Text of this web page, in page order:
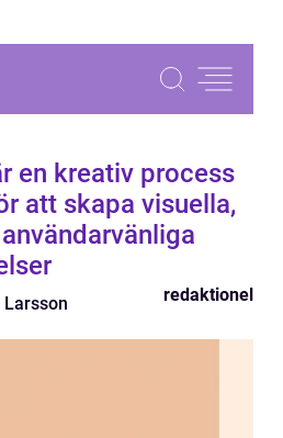
en kreativ process
att skapa visuella,
redaktionel